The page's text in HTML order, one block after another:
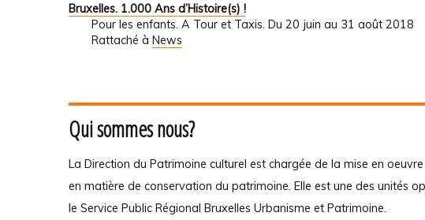
Bruxelles. 1.000 Ans d’Histoire(s) !
Pour les enfants. A Tour et Taxis. Du 20 juin au 31 août 2018
Rattaché à News
Qui sommes nous?
La Direction du Patrimoine culturel est chargée de la mise en
en matière de conservation du patrimoine. Elle est une des unités
le Service Public Régional Bruxelles Urbanisme et Patrimoine.